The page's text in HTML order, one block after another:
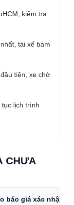
kiểm tra
tài xế bám
tiên, xe chờ
lịch trình
CHƯA
báo giá xác nhận